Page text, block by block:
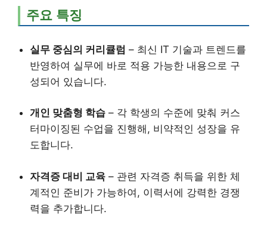
주요 특징
실무 중심의 커리큘럼 – 최신 IT 기술과 트렌드를
반영하여 실무에 바로 적용 가능한 내용으로 구
성되어 있습니다.
개인 맞춤형 학습 – 각 학생의 수준에 맞춰 커스
터마이징된 수업을 진행해, 비약적인 성장을 유
도합니다.
자격증 대비 교육 – 관련 자격증 취득을 위한 체
계적인 준비가 가능하여, 이력서에 강력한 경쟁
력을 추가합니다.